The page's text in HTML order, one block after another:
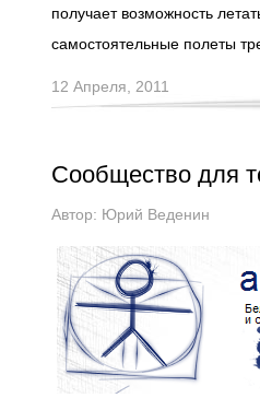
получает возможность
самостоятельные полеты
12 Апреля, 2011
Сообщество для
Автор: Юрий Веденин